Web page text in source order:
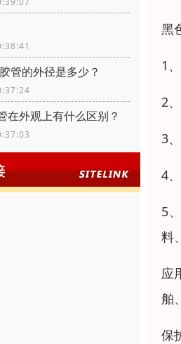
管的外径是多少？
在外观上有什么区别？
黑
1
2
3
4
5
料
应
舶
保